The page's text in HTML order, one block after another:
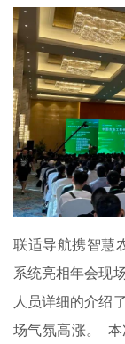
联适导航携智慧
系统亮相年会现
人员详细的介绍
场气氛高涨。 本